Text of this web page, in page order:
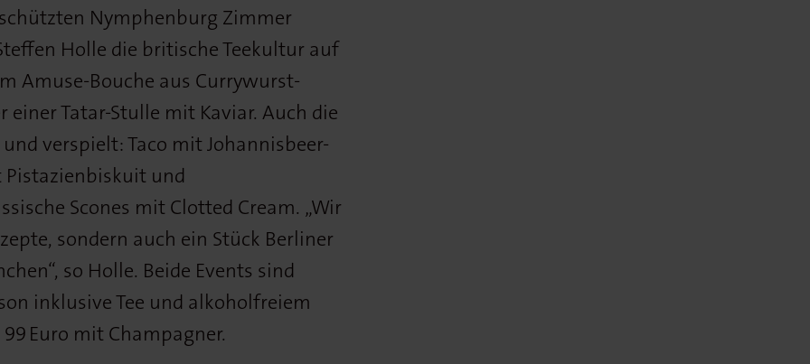
Nymphenburg Zimmer
Holle die britische Teekultur auf
Amuse-Bouche aus Currywurst-
einer Tatar-Stulle mit Kaviar. Auch die
verspielt: Taco mit Johannisbeer-
Pistazienbiskuit und
Scones mit Clotted Cream. „Wir
sondern auch ein Stück Berliner
so Holle. Beide Events sind
inklusive Tee und alkoholfreiem
Euro mit Champagner.